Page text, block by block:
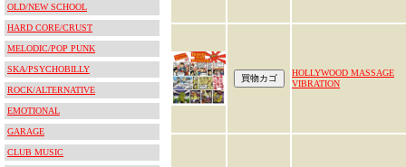
OLD/NEW SCHOOL
HARD CORE/CRUST
MELODIC/POP PUNK
SKA/PSYCHOBILLY
ROCK/ALTERNATIVE
EMOTIONAL
GARAGE
CLUB MUSIC
HOLLYWOOD MASSAGE
VIBRATION